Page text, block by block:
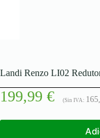
Landi Renzo LI02
199,99 € (Sin IVA: